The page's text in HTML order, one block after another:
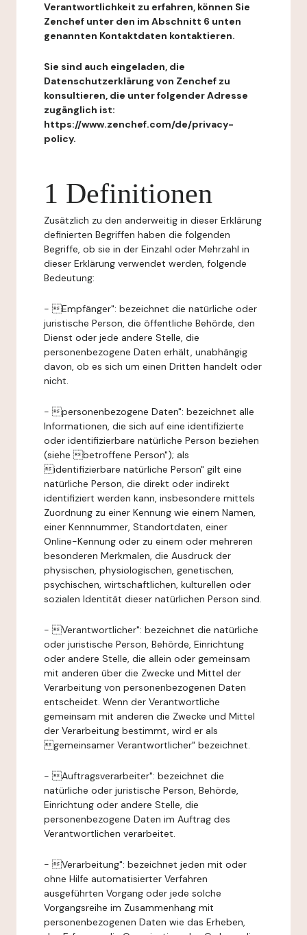
Verantwortlichkeit zu erfahren, können Sie
Zenchef unter den im Abschnitt 6 unten
genannten Kontaktdaten kontaktieren.
Sie sind auch eingeladen, die
Datenschutzerklärung von Zenchef zu
konsultieren, die unter folgender Adresse
zugänglich ist:
https://www.zenchef.com/de/privacy-
policy.
1 Definitionen
Zusätzlich zu den anderweitig in dieser Erklärung
definierten Begriffen haben die folgenden
Begriffe, ob sie in der Einzahl oder Mehrzahl in
dieser Erklärung verwendet werden, folgende
Bedeutung:
- Empfänger": bezeichnet die natürliche oder
juristische Person, die öffentliche Behörde, den
Dienst oder jede andere Stelle, die
personenbezogene Daten erhält, unabhängig
davon, ob es sich um einen Dritten handelt oder
nicht.
- personenbezogene Daten": bezeichnet alle
Informationen, die sich auf eine identifizierte
oder identifizierbare natürliche Person beziehen
(siehe betroffene Person"); als
identifizierbare natürliche Person" gilt eine
natürliche Person, die direkt oder indirekt
identifiziert werden kann, insbesondere mittels
Zuordnung zu einer Kennung wie einem Namen,
einer Kennnummer, Standortdaten, einer
Online-Kennung oder zu einem oder mehreren
besonderen Merkmalen, die Ausdruck der
physischen, physiologischen, genetischen,
psychischen, wirtschaftlichen, kulturellen oder
sozialen Identität dieser natürlichen Person sind.
- Verantwortlicher": bezeichnet die natürliche
oder juristische Person, Behörde, Einrichtung
oder andere Stelle, die allein oder gemeinsam
mit anderen über die Zwecke und Mittel der
Verarbeitung von personenbezogenen Daten
entscheidet. Wenn der Verantwortliche
gemeinsam mit anderen die Zwecke und Mittel
der Verarbeitung bestimmt, wird er als
gemeinsamer Verantwortlicher" bezeichnet.
- Auftragsverarbeiter": bezeichnet die
natürliche oder juristische Person, Behörde,
Einrichtung oder andere Stelle, die
personenbezogene Daten im Auftrag des
Verantwortlichen verarbeitet.
- Verarbeitung": bezeichnet jeden mit oder
ohne Hilfe automatisierter Verfahren
ausgeführten Vorgang oder jede solche
Vorgangsreihe im Zusammenhang mit
personenbezogenen Daten wie das Erheben,